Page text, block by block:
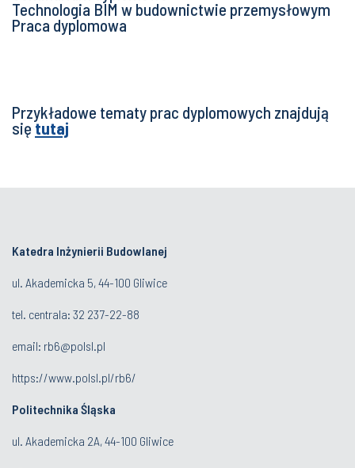
Technologia BIM w budownictwie przemysłowym
Praca dyplomowa
Przykładowe tematy prac dyplomowych znajdują
siętutaj
Katedra Inżynierii Budowlanej
ul. Akademicka 5, 44-100 Gliwice
tel. centrala: 32 237-22-88
email: rb6@polsl.pl
https://www.polsl.pl/rb6/
Politechnika Śląska
ul. Akademicka 2A, 44-100 Gliwice